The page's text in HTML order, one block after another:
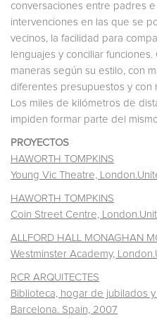
conversaciones entre padres e
intervenciones en las que se
vecinos, la facilidad para
lenguajes y conciliar
maneras según su estilo, con
diferentes presupuestos y con
Los miles de kilómetros de
impiden formar parte del
PROYECTOS
HAWORTH TOMPKINS
Young Vic Theatre,
HAWORTH TOMPKINS
Coin Street Centre,
ALLFORD HALL MONAGHAN
Westminster Academy,
RCR ARQUITECTES
Biblioteca, hogar de jubilados
Barcelona. Spain, 2007